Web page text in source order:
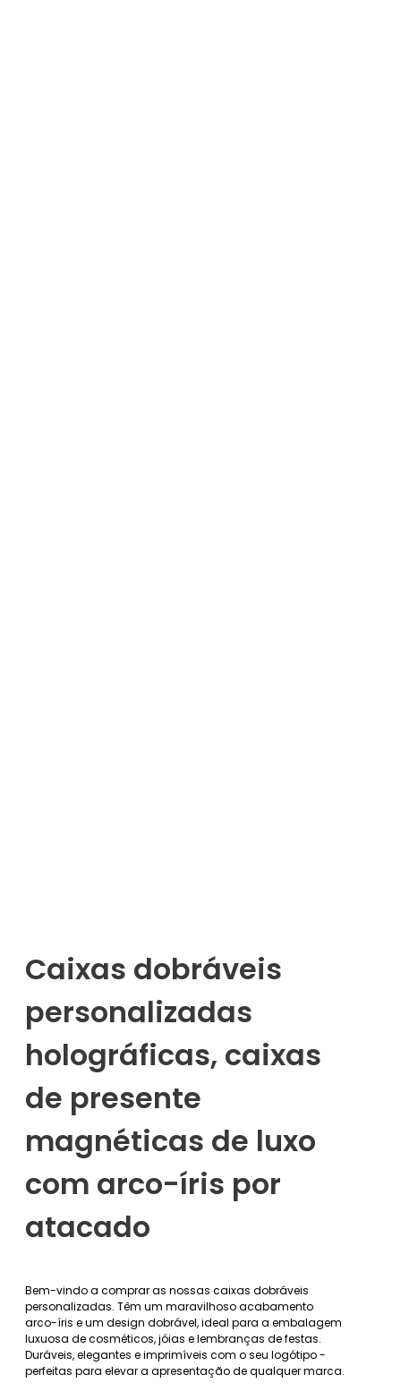
Caixas dobráveis
personalizadas
holográficas, caixas
de presente
magnéticas de luxo
com arco-íris por
atacado
Bem-vindo a comprar as nossas caixas dobráveis
personalizadas. Têm um maravilhoso acabamento
arco-íris e um design dobrável, ideal para a embalagem
luxuosa de cosméticos, jóias e lembranças de festas.
Duráveis, elegantes e imprimíveis com o seu logótipo -
perfeitas para elevar a apresentação de qualquer marca.